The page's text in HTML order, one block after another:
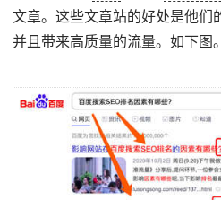
文章。这些文章站的好处是他们
并且带来高质量的流量。如下图。